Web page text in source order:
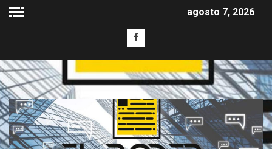
agosto 7, 2026